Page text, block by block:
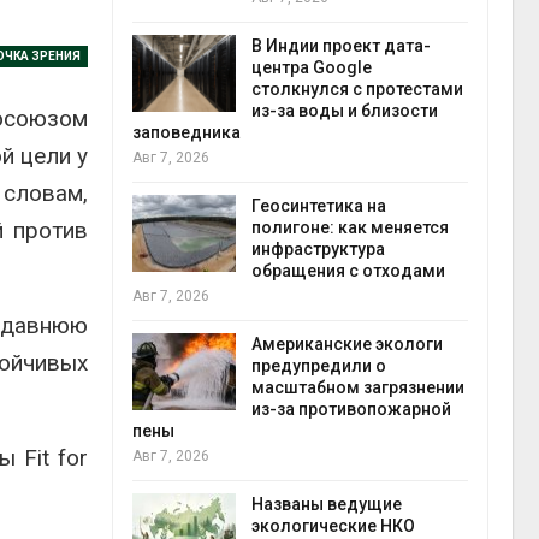
ЗРЕНИЯ
цели у
против
Fit for
за роста
ИИ
Волги и
от пожаров
В Индии проект дата-
центра Google
столкнулся с протестами
из-за воды и близости
заповедника
Авг 7, 2026
Геосинтетика на
полигоне: как меняется
инфраструктура
обращения с отходами
Авг 7, 2026
Американские экологи
предупредили о
масштабном загрязнении
из-за противопожарной
пены
Авг 7, 2026
Названы ведущие
экологические НКО